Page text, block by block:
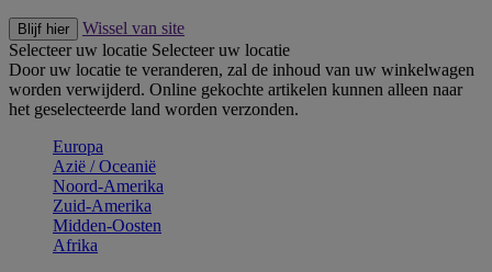
Blijf hier
Wissel van site
Selecteer uw locatie Selecteer uw locatie
Door uw locatie te veranderen, zal de inhoud van uw winkelwagen
worden verwijderd. Online gekochte artikelen kunnen alleen naar
het geselecteerde land worden verzonden.
Europa
Aziё / Oceaniё
Noord-Amerika
Zuid-Amerika
Midden-Oosten
Afrika